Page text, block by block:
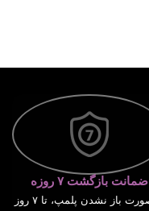
ضمانت بازگشت ۷ روزه
درصورت باز نشدن پلمپ، تا ۷ روز